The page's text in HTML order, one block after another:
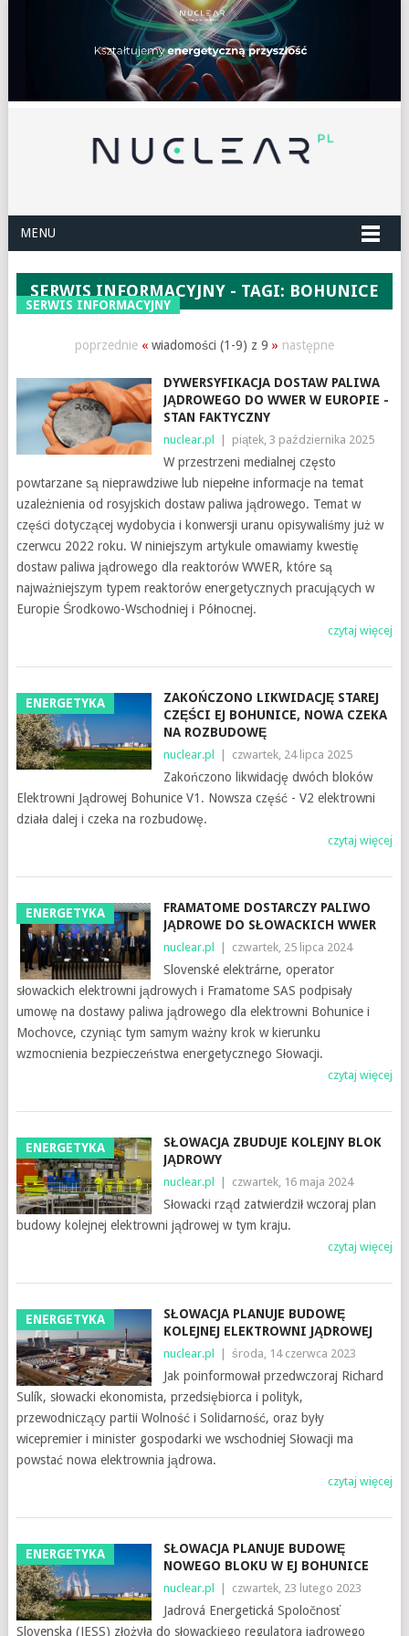
MENU
SERWIS INFORMACYJNY - TAGI: BOHUNICE
poprzednie «wiadomości (1-9) z 9 » następne
DYWERSYFIKACJA DOSTAW PALIWA
JĄDROWEGO DO WWER W EUROPIE -
STAN FAKTYCZNY
nuclear.pl piątek, 3 października 2025
W przestrzeni medialnej często
powtarzane są nieprawdziwe lub niepełne informacje na temat
uzależnienia od rosyjskich dostaw paliwa jądrowego. Temat w
części dotyczącej wydobycia i konwersji uranu opisywaliśmy już w
czerwcu 2022 roku. W niniejszym artykule omawiamy kwestię
dostaw paliwa jądrowego dla reaktorów WWER, które są
najważniejszym typem reaktorów energetycznych pracujących w
Europie Środkowo-Wschodniej i Północnej.
czytaj więcej
ENERGETYKA
ZAKOŃCZONO LIKWIDACJĘ STAREJ
CZĘŚCI EJ BOHUNICE, NOWA CZEKA
NA ROZBUDOWĘ
nuclear.pl czwartek, 24 lipca 2025
Zakończono likwidację dwóch bloków
Elektrowni Jądrowej Bohunice V1. Nowsza część - V2 elektrowni
działa dalej i czeka na rozbudowę.
czytaj więcej
ENERGETYKA
FRAMATOME DOSTARCZY PALIWO
JĄDROWE DO SŁOWACKICH WWER
nuclear.pl czwartek, 25 lipca 2024
Slovenské elektrárne, operator
słowackich elektrowni jądrowych i Framatome SAS podpisały
umowę na dostawy paliwa jądrowego dla elektrowni Bohunice i
Mochovce, czyniąc tym samym ważny krok w kierunku
wzmocnienia bezpieczeństwa energetycznego Słowacji.
czytaj więcej
ENERGETYKA
SŁOWACJA ZBUDUJE KOLEJNY BLOK
JĄDROWY
nuclear.pl czwartek, 16 maja 2024
Słowacki rząd zatwierdził wczoraj plan
budowy kolejnej elektrowni jądrowej w tym kraju.
czytaj więcej
ENERGETYKA
SŁOWACJA PLANUJE BUDOWĘ
KOLEJNEJ ELEKTROWNI JĄDROWEJ
nuclear.pl środa, 14 czerwca 2023
Jak poinformował przedwczoraj Richard
Sulík, słowacki ekonomista, przedsiębiorca i polityk,
przewodniczący partii Wolność i Solidarność, oraz były
wicepremier i minister gospodarki we wschodniej Słowacji ma
powstać nowa elektrownia jądrowa.
czytaj więcej
ENERGETYKA
SŁOWACJA PLANUJE BUDOWĘ
NOWEGO BLOKU W EJ BOHUNICE
nuclear.pl czwartek, 23 lutego 2023
Jadrová Energetická Spoločnosť
Slovenska (JESS) złożyła do słowackiego regulatora jądrowego
SERWIS INFORMACYJNY